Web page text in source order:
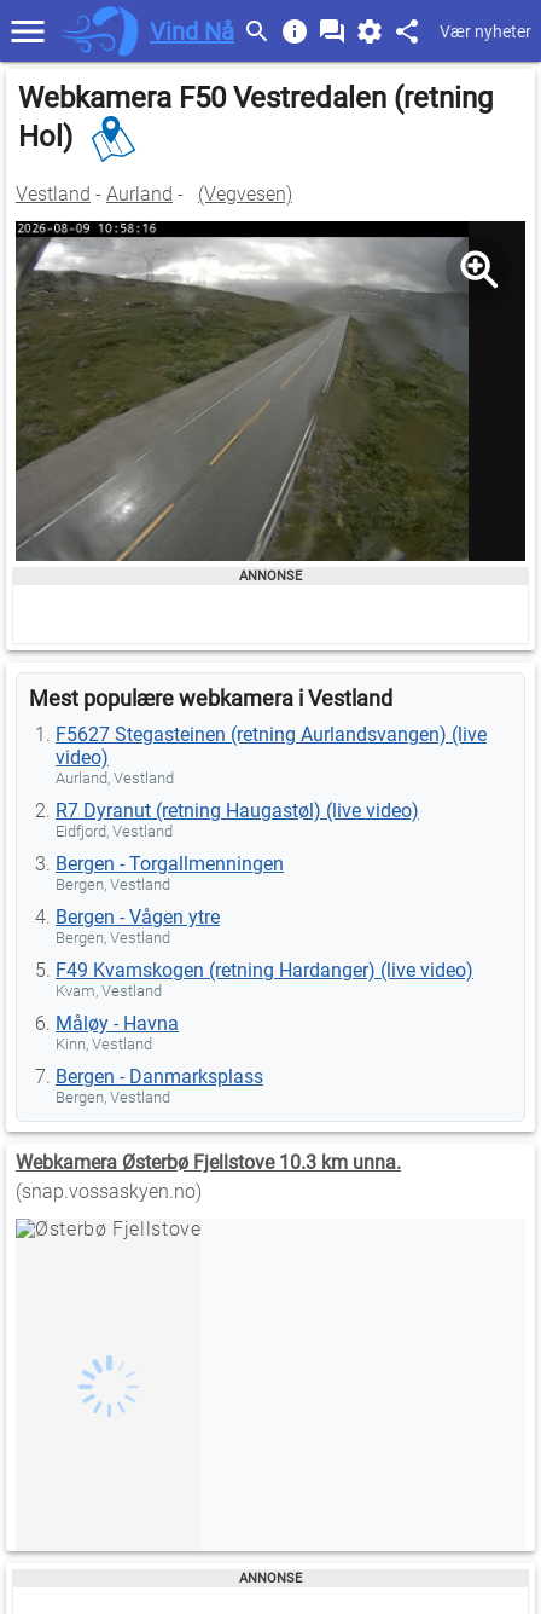
Vind Nå Vær nyheter
Webkamera F50 Vestredalen (retning
Hol)
Vestland - Aurland - (Vegvesen)
Mest populære webkamera i Vestland
F5627 Stegasteinen (retning Aurlandsvangen) (live
video)
Aurland, Vestland
R7 Dyranut (retning Haugastøl) (live video)
Eidfjord, Vestland
Bergen - Torgallmenningen
Bergen, Vestland
Bergen - Vågen ytre
Bergen, Vestland
F49 Kvamskogen (retning Hardanger) (live video)
Kvam, Vestland
Måløy - Havna
Kinn, Vestland
Bergen - Danmarksplass
Bergen, Vestland
Webkamera Østerbø Fjellstove 10.3 km unna.
(snap.vossaskyen.no)